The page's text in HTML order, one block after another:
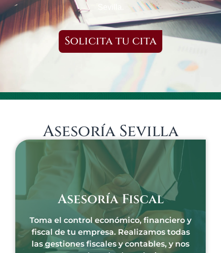
Solicita tu cita
Asesoría Sevilla
Asesoría Fiscal
Toma el control económico, financiero y
fiscal de tu empresa. Realizamos todas
las gestiones fiscales y contables, y nos